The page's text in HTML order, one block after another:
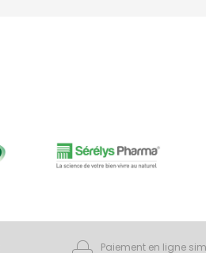
Paiement en ligne